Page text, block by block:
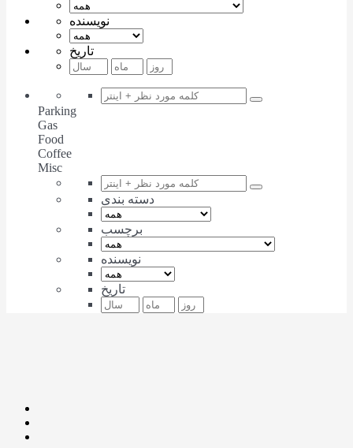
نویسنده
تاریخ
Parking
Gas
Food
Coffee
Misc
دسته بندی
برچسب
نویسنده
تاریخ